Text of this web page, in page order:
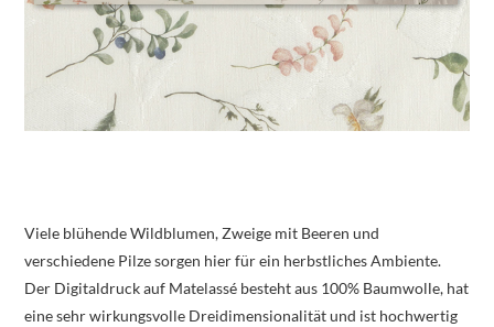
Viele blühende Wildblumen, Zweige mit Beeren und
verschiedene Pilze sorgen hier für ein herbstliches Ambiente.
Der Digitaldruck auf Matelassé besteht aus 100% Baumwolle, hat
eine sehr wirkungsvolle Dreidimensionalität und ist hochwertig